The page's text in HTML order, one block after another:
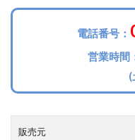
電話番号：
営業時間
(
販売元